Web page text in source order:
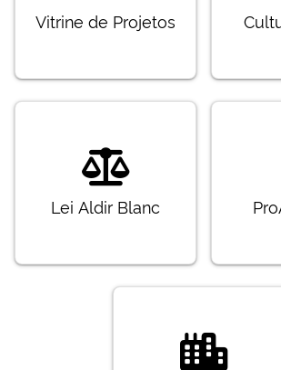
Vitrine de Projetos
Lei Aldir Blanc